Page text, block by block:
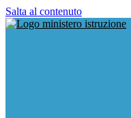
Salta al contenuto